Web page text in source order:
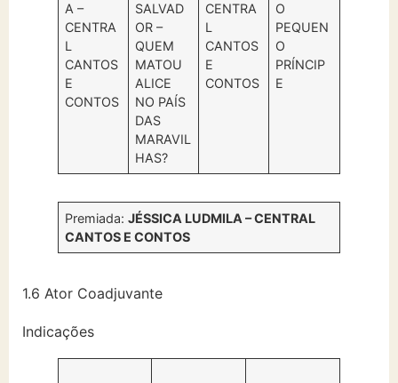
A –
CENTRA
L
CANTOS
E
CONTOS
SALVAD
OR –
QUEM
MATOU
ALICE
NO PAÍS
DAS
MARAVIL
HAS?
CENTRA
L
CANTOS
E
CONTOS
O
PEQUEN
O
PRÍNCIP
E
Premiada:JÉSSICA LUDMILA – CENTRAL
CANTOS E CONTOS
1.6 Ator Coadjuvante
Indicações